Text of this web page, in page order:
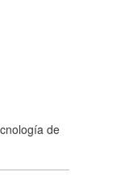
de